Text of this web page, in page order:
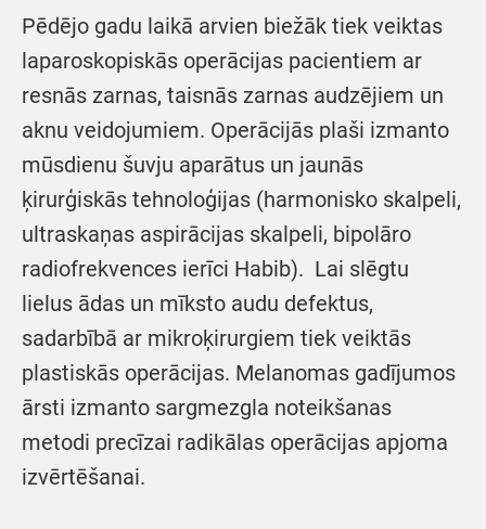
Pēdējo gadu laikā arvien biežāk tiek veiktas
laparoskopiskās operācijas pacientiem ar
resnās zarnas, taisnās zarnas audzējiem un
aknu veidojumiem. Operācijās plaši izmanto
mūsdienu šuvju aparātus un jaunās
ķirurģiskās tehnoloģijas (harmonisko skalpeli,
ultraskaņas aspirācijas skalpeli, bipolāro
radiofrekvences ierīci Habib). Lai slēgtu
lielus ādas un mīksto audu defektus,
sadarbībā ar mikroķirurgiem tiek veiktās
plastiskās operācijas. Melanomas gadījumos
ārsti izmanto sargmezgla noteikšanas
metodi precīzai radikālas operācijas apjoma
izvērtēšanai.